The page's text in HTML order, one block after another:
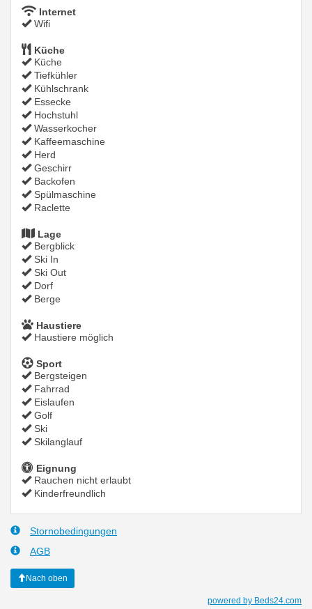
Internet
Wifi
Küche
Küche
Tiefkühler
Kühlschrank
Essecke
Hochstuhl
Wasserkocher
Kaffeemaschine
Herd
Geschirr
Backofen
Spülmaschine
Raclette
Lage
Bergblick
Ski In
Ski Out
Dorf
Berge
Haustiere
Haustiere möglich
Sport
Bergsteigen
Fahrrad
Eislaufen
Golf
Ski
Skilanglauf
Eignung
Rauchen nicht erlaubt
Kinderfreundlich
Stornobedingungen
AGB
Nach oben
powered by Beds24.com